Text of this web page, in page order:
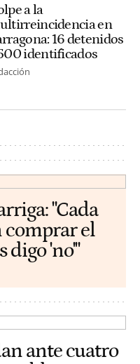
a la
en
16 detenidos
identificados
"Cada
comprar el
digo 'no'"
ante cuatro